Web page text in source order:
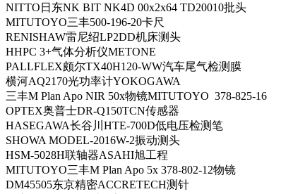
NITTO日东NK BIT NK4D 00x2x64 TD20010批头
MITUTOYO三丰500-196-20卡尺
RENISHAW雷尼绍LP2DD机床测头
HHPC 3+气体分析仪METONE
PALLFLEX颇尔TX40H120-WW汽车尾气检测膜
横河AQ2170光功率计YOKOGAWA
三丰M Plan Apo NIR 50x物镜MITUTOYO 378-825-16
OPTEX奥普士DR-Q150TCN传感器
HASEGAWA长谷川HTE-700D低电压检测笔
SHOWA MODEL-2016W-2振动测头
HSM-5028H联轴器ASAHI旭工程
MITUTOYO三丰M Plan Apo 5x 378-802-12物镜
DM45505东京精密ACCRETECH测针